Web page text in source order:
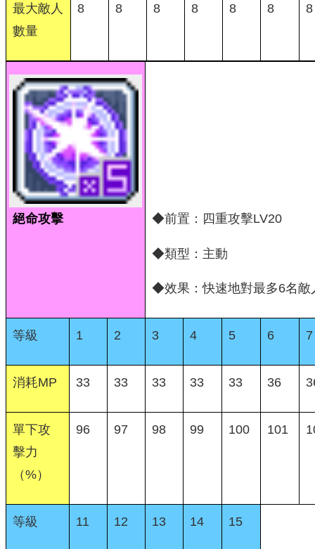
最大敵人
數量
8 8 8 8 8 8 8
絕命攻擊 ◆前置：四重攻擊LV20
◆類型：主動
◆效果：快速地對最多6名敵
等級 1 2 3 4 5 6 7
消耗MP 33 33 33 33 33 36
單下攻
擊力
（%）
96 97 98 99 100 101
等級 11 12 13 14 15